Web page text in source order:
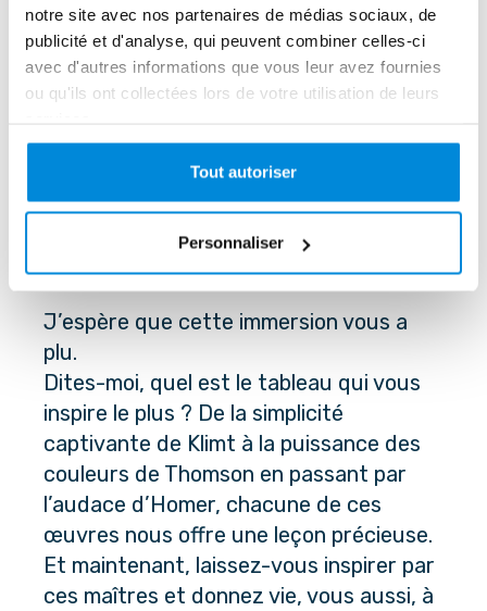
notre site avec nos partenaires de médias sociaux, de
publicité et d'analyse, qui peuvent combiner celles-ci
avec d'autres informations que vous leur avez fournies
ou qu'ils ont collectées lors de votre utilisation de leurs
Tout autoriser
Personnaliser
J’espère que cette immersion vous a
plu.
Dites-moi, quel est le tableau qui vous
inspire le plus ? De la simplicité
captivante de Klimt à la puissance des
couleurs de Thomson en passant par
l’audace d’Homer, chacune de ces
œuvres nous offre une leçon précieuse.
Et maintenant, laissez-vous inspirer par
ces maîtres et donnez vie, vous aussi, à